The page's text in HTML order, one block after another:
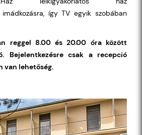
így TV egyik szobában
reggel 8.00 és 20.00 óra között
Bejelentkezésre csak a recepció
van lehetőség.